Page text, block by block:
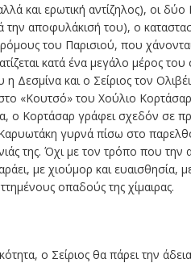
και ερωτική αντίζηλος), οι
αποφυλάκισή του), ο
του Παρισιού, που
κατά ένα μεγάλο μέρος
και ο Σείριος τον
«Κουτσό» του Χούλιο
ο Κορτάσαρ γράφει σχεδόν σε
γυρνά πίσω στο
της. Όχι με τον τρόπο που την
με χιούμορ και ευαισθησία,
οπαδούς της χίμαιρας.
ο Σείριος θα πάρει την